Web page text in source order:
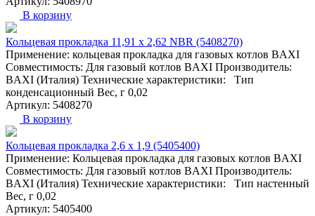
В корзину
Кольцевая прокладка 11,91 х 2,62 NBR (5408270)
Применение: кольцевая прокладка для газовых котлов BAXI
Совместимость: Для газовый котлов BAXI Производитель:
BAXI (Италия) Технические характеристики: Тип
конденсационный Вес, г 0,02
Артикул: 5408270
В корзину
Кольцевая прокладка 2,6 х 1,9 (5405400)
Применение: Кольцевая прокладка для газовых котлов BAXI
Совместимость: Для газовый котлов BAXI Производитель:
BAXI (Италия) Технические характеристики: Тип настенный
Вес, г 0,02
Артикул: 5405400